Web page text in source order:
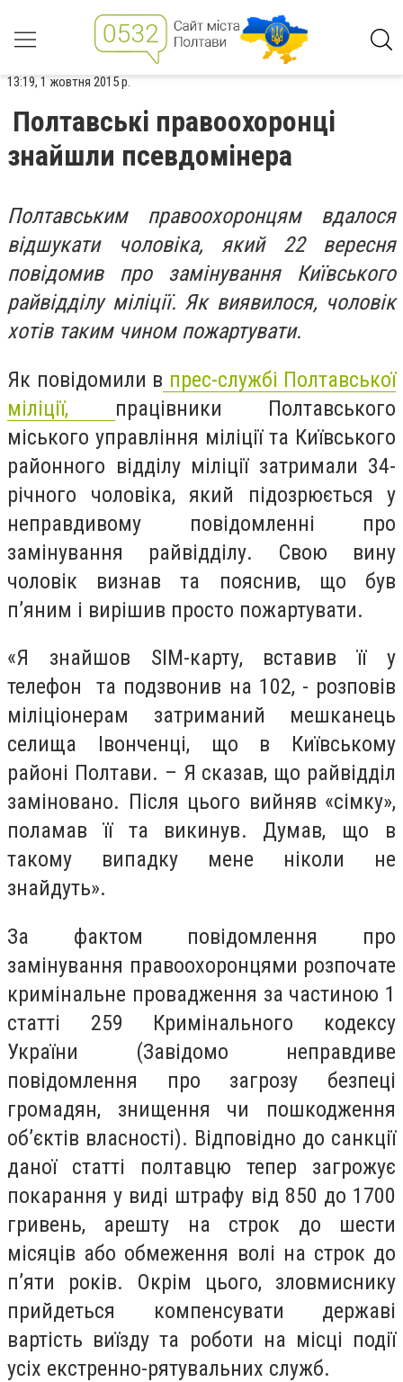
13:19, 1 жовтня 2015 р.
Полтавські правоохоронці
знайшли псевдомінера
Полтавським правоохоронцям вдалося
відшукати чоловіка, який 22 вересня
повідомив про замінування Київського
райвідділу міліції. Як виявилося, чоловік
хотів таким чином пожартувати.
Як повідомили в прес-службі Полтавської
міліції, працівники Полтавського
міського управління міліції та Київського
районного відділу міліції затримали 34-
річного чоловіка, який підозрюється у
неправдивому повідомленні про
замінування райвідділу. Свою вину
чоловік визнав та пояснив, що був
п’яним і вирішив просто пожартувати.
«Я знайшов SIM-карту, вставив її у
телефон та подзвонив на 102, - розповів
міліціонерам затриманий мешканець
селища Івонченці, що в Київському
районі Полтави. – Я сказав, що райвідділ
заміновано. Після цього вийняв «сімку»,
поламав її та викинув. Думав, що в
такому випадку мене ніколи не
знайдуть».
За фактом повідомлення про
замінування правоохоронцями розпочате
кримінальне провадження за частиною 1
статті 259 Кримінального кодексу
України (Завідомо неправдиве
повідомлення про загрозу безпеці
громадян, знищення чи пошкодження
об’єктів власності). Відповідно до санкції
даної статті полтавцю тепер загрожує
покарання у виді штрафу від 850 до 1700
гривень, арешту на строк до шести
місяців або обмеження волі на строк до
п’яти років. Окрім цього, зловмиснику
прийдеться компенсувати державі
вартість виїзду та роботи на місці події
усіх екстренно-рятувальних служб.